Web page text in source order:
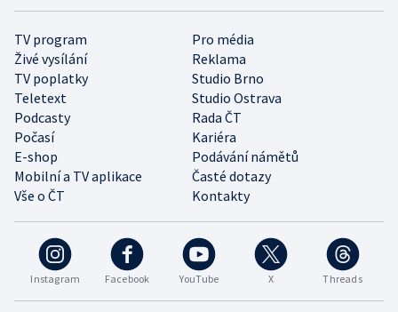
Instagram Facebook YouTube X Threads
TV program
Pro média
Živé vysílání
Reklama
TV poplatky
Studio Brno
Teletext
Studio Ostrava
Podcasty
Rada ČT
Počasí
Kariéra
E-shop
Podávání námětů
Mobilní a TV aplikace
Časté dotazy
Vše o ČT
Kontakty